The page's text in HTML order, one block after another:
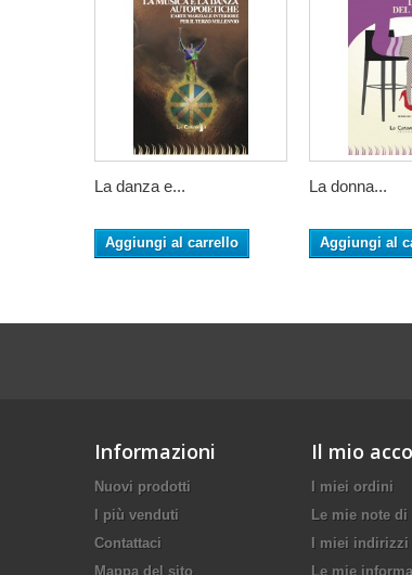
La danza e...
Aggiungi al carrello
La donna...
Aggiungi al
Informazioni
Nuovi prodotti
I più venduti
Contattaci
Mappa del sito
Il mio
I miei ordini
Le mie note
I miei indirizzi
Le mie